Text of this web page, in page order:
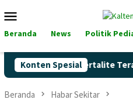
ke
kontenMobile
Beranda News Politik
Konten Spesial
Akankah Pertalite
Beranda Habar Sekitar